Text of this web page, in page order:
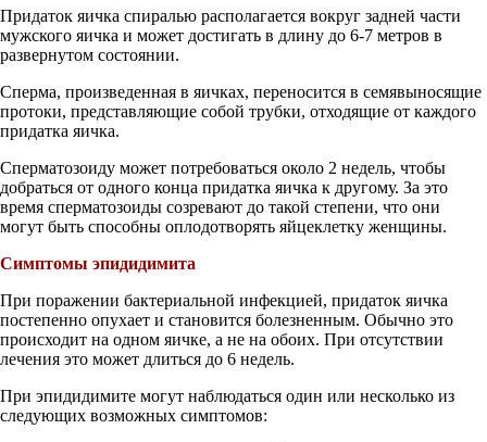
Придаток яичка спиралью располагается вокруг задней части
мужского яичка и может достигать в длину до 6-7 метров в
развернутом состоянии.
Сперма, произведенная в яичках, переносится в семявыносящие
протоки, представляющие собой трубки, отходящие от каждого
придатка яичка.
Сперматозоиду может потребоваться около 2 недель, чтобы
добраться от одного конца придатка яичка к другому. За это
время сперматозоиды созревают до такой степени, что они
могут быть способны оплодотворять яйцеклетку женщины.
Симптомы эпидидимита
При поражении бактериальной инфекцией, придаток яичка
постепенно опухает и становится болезненным. Обычно это
происходит на одном яичке, а не на обоих. При отсутствии
лечения это может длиться до 6 недель.
При эпидидимите могут наблюдаться один или несколько из
следующих возможных симптомов: